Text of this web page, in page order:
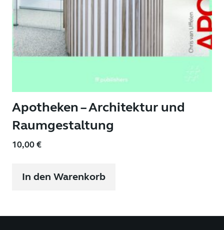
Apotheken – Architektur und
Raumgestaltung
10,00€
In den Warenkorb